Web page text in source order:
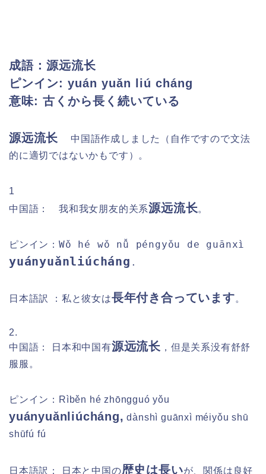
成語：源远流长
ピンイン: yuán yuǎn liú cháng
意味: 古くから長く続いている
源远流长
中国語作成しました（自作ですので文法
的に適切ではないかもです）。
1
中国語： 我和我女朋友的关系源远流长。
ピンイン： Wǒ hé wǒ nǚ péngyǒu de guānxì
yuányuǎnliúcháng .
日本語訳 ：私と彼女は長年付き合っています。
2.
中国語： 日本和中国有源远流长 ，但是关系没有舒舒
服服。
ピンイン： Rìběn hé zhōngguó yǒu
yuányuǎnliúcháng, dànshì guānxì méiyǒu shū
shūfú fú
日本語訳： 日本と中国の歴史は長いが、関係は良好